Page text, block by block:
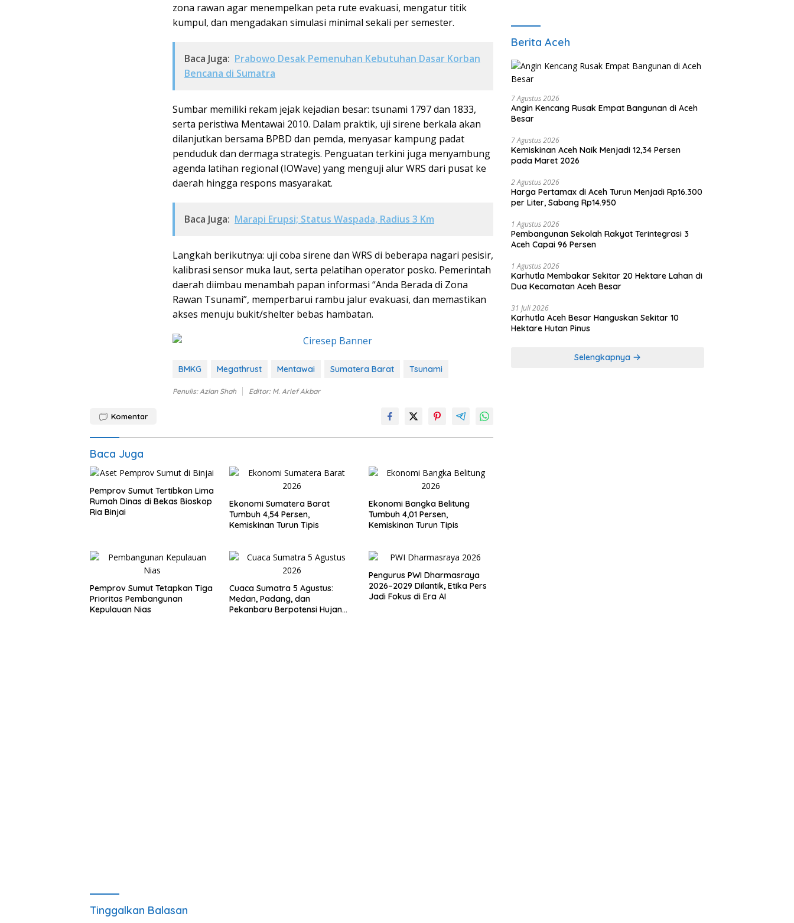
zona rawan agar menempelkan peta rute evakuasi, mengatur titik
kumpul, dan mengadakan simulasi minimal sekali per semester.
Baca Juga: Prabowo Desak Pemenuhan Kebutuhan Dasar Korban
Bencana di Sumatra
Sumbar memiliki rekam jejak kejadian besar: tsunami 1797 dan 1833,
serta peristiwa Mentawai 2010. Dalam praktik, uji sirene berkala akan
dilanjutkan bersama BPBD dan pemda, menyasar kampung padat
penduduk dan dermaga strategis. Penguatan terkini juga menyambung
agenda latihan regional (IOWave) yang menguji alur WRS dari pusat ke
daerah hingga respons masyarakat.
Baca Juga: Marapi Erupsi; Status Waspada, Radius 3 Km
Langkah berikutnya: uji coba sirene dan WRS di beberapa nagari pesisir,
kalibrasi sensor muka laut, serta pelatihan operator posko. Pemerintah
daerah diimbau menambah papan informasi “Anda Berada di Zona
Rawan Tsunami”, memperbarui rambu jalur evakuasi, dan memastikan
akses menuju bukit/shelter bebas hambatan.
BMKG Megathrust Mentawai Sumatera Barat Tsunami
Penulis: Azlan Shah Editor: M. Arief Akbar
Komentar
Baca Juga
Pemprov Sumut Tertibkan Lima
Rumah Dinas di Bekas Bioskop
Ria Binjai
Ekonomi Sumatera Barat
Tumbuh 4,54 Persen,
Kemiskinan Turun Tipis
Ekonomi Bangka Belitung
Tumbuh 4,01 Persen,
Kemiskinan Turun Tipis
Pemprov Sumut Tetapkan Tiga
Prioritas Pembangunan
Kepulauan Nias
Cuaca Sumatra 5 Agustus:
Medan, Padang, dan
Pekanbaru Berpotensi Hujan
Pengurus PWI Dharmasraya
2026–2029 Dilantik, Etika Pers
Jadi Fokus di Era AI
Tinggalkan Balasan
Berita Aceh
7 Agustus 2026
Angin Kencang Rusak Empat Bangunan di Aceh
Besar
7 Agustus 2026
Kemiskinan Aceh Naik Menjadi 12,34 Persen
pada Maret 2026
2 Agustus 2026
Harga Pertamax di Aceh Turun Menjadi Rp16.300
per Liter, Sabang Rp14.950
1 Agustus 2026
Pembangunan Sekolah Rakyat Terintegrasi 3
Aceh Capai 96 Persen
1 Agustus 2026
Karhutla Membakar Sekitar 20 Hektare Lahan di
Dua Kecamatan Aceh Besar
31 Juli 2026
Karhutla Aceh Besar Hanguskan Sekitar 10
Hektare Hutan Pinus
Selengkapnya